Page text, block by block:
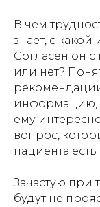
В чем
знает, с
Согласен он
или нет?
информацию,
ему
вопрос,
пациента
Зачастую при
будут не